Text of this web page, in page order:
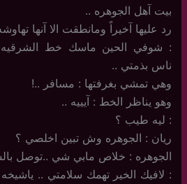
بيت آهل الجوهره ..
رد عليها آخيراً ومانطقت الا آنها
: شوفي الحين ماسك خط الشرقيه
ناس بذمتي ..
وهي تمشي بغرفتها : مسافر ..!
وهو يناظر الخط : آيييه ..
: ليه طيب ؟
ريان : الجوهره وش تبين اخلصي ؟
الجوهره : خلاص مابي شي ..توصل
: لافيك الخير تهمك سلامتي ..